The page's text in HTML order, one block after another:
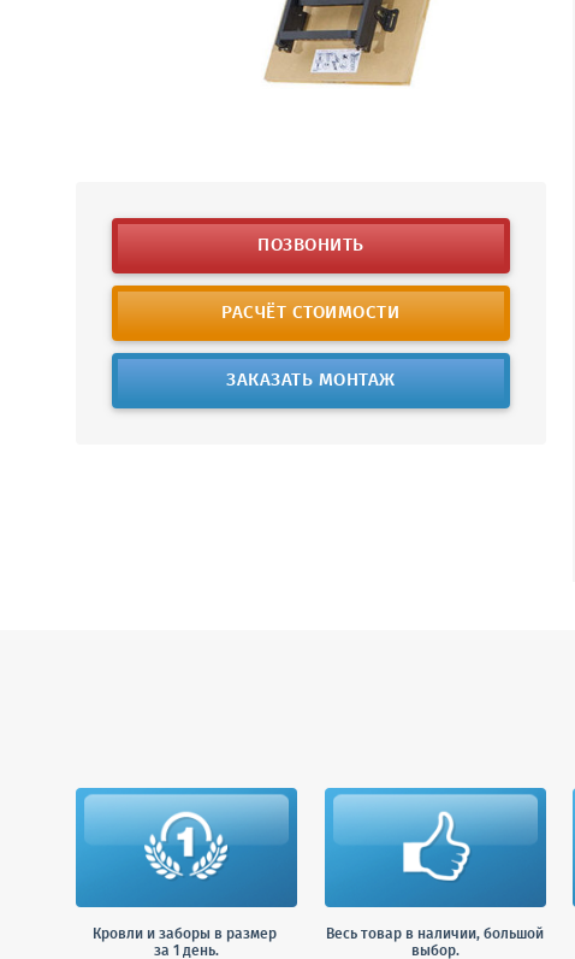
ПОЗВОНИТЬ
РАСЧЁТ СТОИМОСТИ
ЗАКАЗАТЬ МОНТАЖ
Кровли и заборы в размер
за 1 день.
Весь товар в наличии, большой
выбор.